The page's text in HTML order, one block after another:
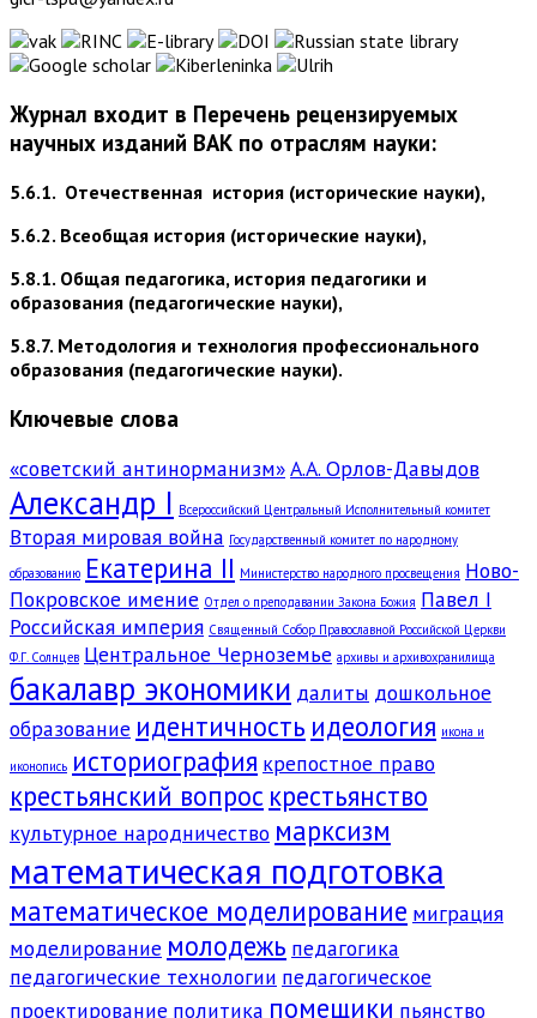
Журнал входит в Перечень рецензируемых
научных изданий ВАК по отраслям науки:
5.6.1. Отечественная история (исторические науки),
5.6.2. Всеобщая история (исторические науки),
5.8.1. Общая педагогика, история педагогики и
образования (педагогические науки),
5.8.7. Методология и технология профессионального
образования (педагогические науки).
Ключевые слова
«советский антинорманизм»А.А. Орлов-Давыдов
Александр I Всероссийский Центральный Исполнительный комитет
Вторая мировая война Государственный комитет по народному
образованию Екатерина II Министерство народного просвещения Ново-
Покровское имение Отдел о преподавании Закона Божия Павел I
Российская империя Священный Собор Православной Российской Церкви
Ф.Г. Солнцев Центральное Черноземье архивы и архивохранилища
бакалавр экономики далиты дошкольное
образование идентичность идеология икона и
иконопись историография крепостное право
крестьянский вопрос крестьянство
культурное народничество марксизм
математическая подготовка
математическое моделирование миграция
моделирование молодежь педагогика
педагогические технологии педагогическое
проектирование политика помещики пьянство